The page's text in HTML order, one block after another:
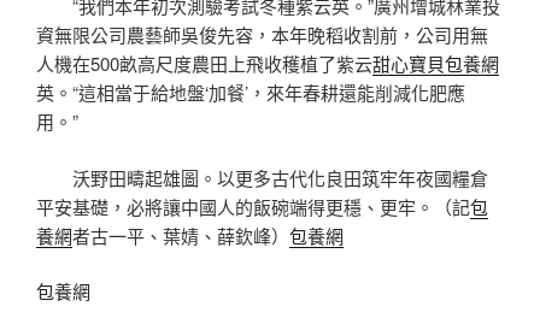
“我們本年初次測驗考試冬種紫云英。”廣州增城林業投
資無限公司農藝師吳俊先容，本年晚稻收割前，公司用無
人機在500畝高尺度農田上飛收穫植了紫云甜心寶貝包養網
英。“這相當于給地盤‘加餐’，來年春耕還能削減化肥應
用。”
沃野田疇起雄圖。以更多古代化良田筑牢年夜國糧倉
平安基礎，必將讓中國人的飯碗端得更穩、更牢。（記包
養網者古一平、葉婧、薛欽峰） 包養網
包養網